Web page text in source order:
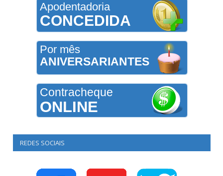
Apodentadoria
CONCEDIDA
Por mês
ANIVERSARIANTES
Contracheque
ONLINE
REDES SOCIAIS